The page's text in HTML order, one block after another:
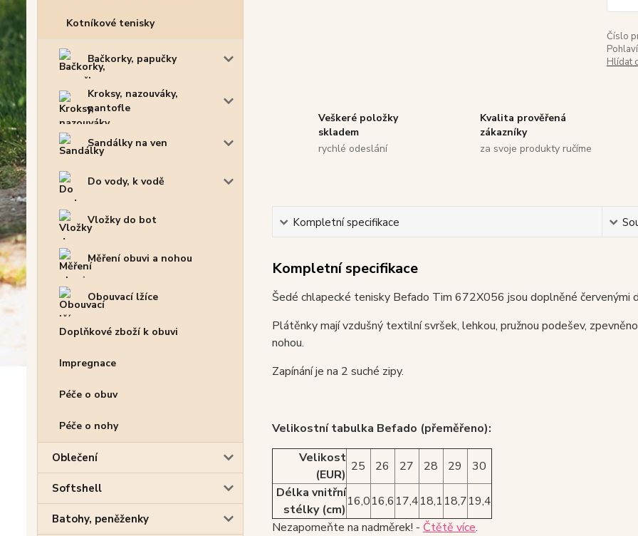
Kotníkové tenisky
Bačkorky, papučky
Kroksy, nazouváky,
pantofle
Sandálky na ven
Do vody, k vodě
Vložky do bot
Měření obuvi a nohou
Obouvací lžíce
Doplňkové zboží k obuvi
Impregnace
Péče o obuv
Péče o nohy
Oblečení
Softshell
Batohy, peněženky
Číslo
Hlídat
Veškeré položky
skladem
rychlé odeslání
Kvalita prověřená
zákazníky
za svoje produkty ručíme
Kompletní specifikace
Kompletní specifikace
Šedé chlapecké tenisky Befado Tim 672X056 jsou doplněné červenými
Plátěnky mají vzdušný textilní svršek, lehkou, pružnou podešev,
nohou.
Zapínání je na 2 suché zipy.
Velikostní tabulka Befado (přeměřeno):
Velikost
(EUR)
25 26 27 28 29
30
Délka vnitřní
stélky (cm)
16,016,6 17,418,1 18,719,4
Nezapomeňte na nadměrek! - Čtětě více.